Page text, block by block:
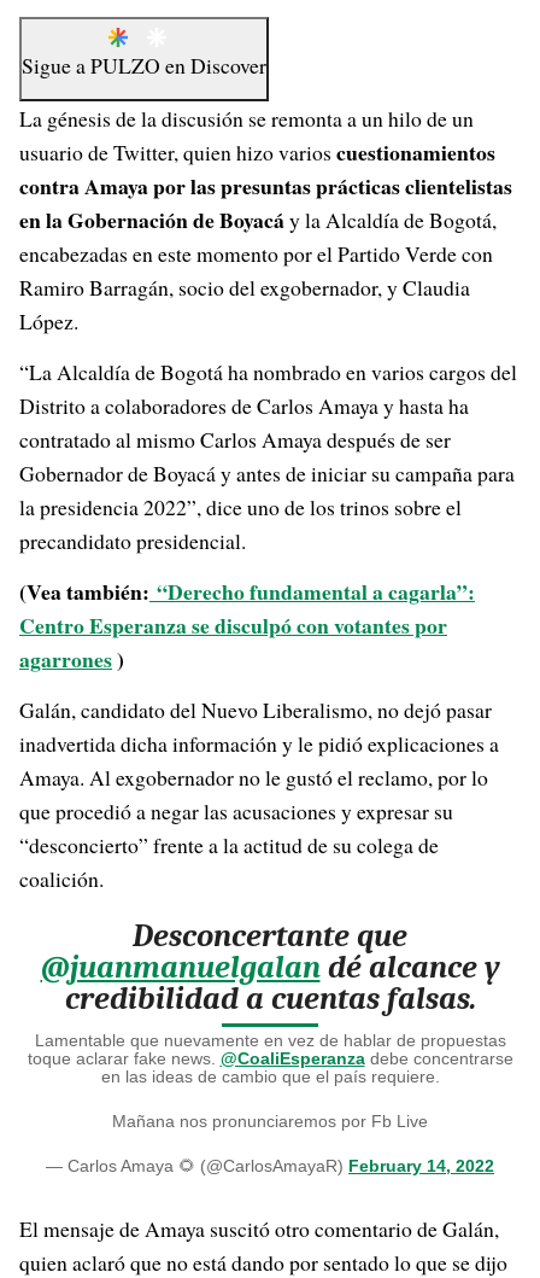
Sigue aPULZO enDiscover
La génesis de la discusión se remonta a un hilo de un
usuario de Twitter, quien hizo varios cuestionamientos
contra Amaya por las presuntas prácticas clientelistas
en la Gobernación de Boyacáy la Alcaldía de Bogotá,
encabezadas en este momento por el Partido Verde con
Ramiro Barragán, socio del exgobernador, y Claudia
López.
“La Alcaldía de Bogotá ha nombrado en varios cargos del
Distrito a colaboradores de Carlos Amaya y hasta ha
contratado al mismo Carlos Amaya después de ser
Gobernador de Boyacá y antes de iniciar su campaña para
la presidencia 2022”, dice uno de los trinos sobre el
precandidato presidencial.
(Vea también: “Derecho fundamental a cagarla”:
Centro Esperanza se disculpó con votantes por
agarrones)
Galán, candidato del Nuevo Liberalismo, no dejó pasar
inadvertida dicha información y le pidió explicaciones a
Amaya. Al exgobernador no le gustó el reclamo, por lo
que procedió a negar las acusaciones y expresar su
“desconcierto” frente a la actitud de su colega de
coalición.
Desconcertante que
@juanmanuelgalandé alcance y
credibilidad a cuentas falsas.
Lamentable que nuevamente en vez de hablar de propuestas
toque aclarar fake news. @CoaliEsperanzadebe concentrarse
en las ideas de cambio que el país requiere.
Mañana nos pronunciaremos por Fb Live
— Carlos Amaya 🌻 (@CarlosAmayaR) February 14, 2022
El mensaje de Amaya suscitó otro comentario de Galán,
quien aclaró que no está dando por sentado lo que se dijo